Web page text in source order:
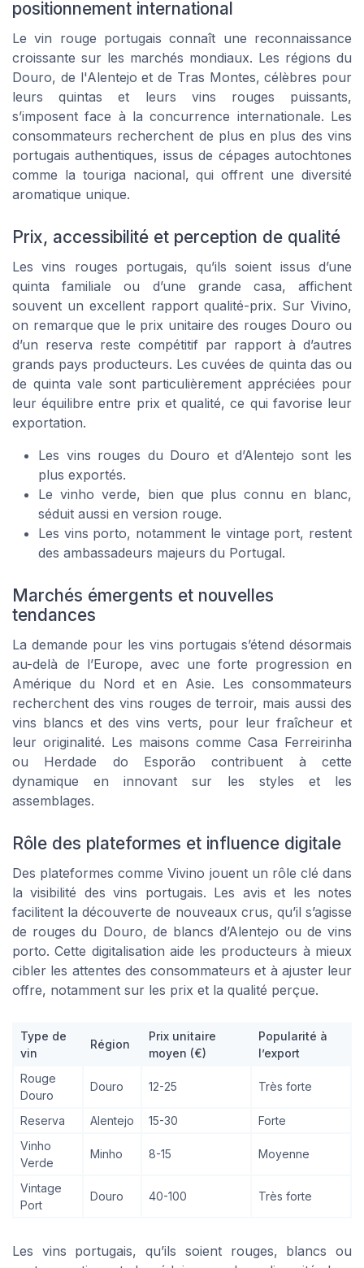
positionnement international
Le vin rouge portugais connaît une reconnaissance
croissante sur les marchés mondiaux. Les régions du
Douro, de l'Alentejo et de Tras Montes, célèbres pour
leurs quintas et leurs vins rouges puissants,
s’imposent face à la concurrence internationale. Les
consommateurs recherchent de plus en plus des vins
portugais authentiques, issus de cépages autochtones
comme la touriga nacional, qui offrent une diversité
aromatique unique.
Prix, accessibilité et perception de qualité
Les vins rouges portugais, qu’ils soient issus d’une
quinta familiale ou d’une grande casa, affichent
souvent un excellent rapport qualité-prix. Sur Vivino,
on remarque que le prix unitaire des rouges Douro ou
d’un reserva reste compétitif par rapport à d’autres
grands pays producteurs. Les cuvées de quinta das ou
de quinta vale sont particulièrement appréciées pour
leur équilibre entre prix et qualité, ce qui favorise leur
exportation.
Les vins rouges du Douro et d’Alentejo sont les
plus exportés.
Le vinho verde, bien que plus connu en blanc,
séduit aussi en version rouge.
Les vins porto, notamment le vintage port, restent
des ambassadeurs majeurs du Portugal.
Marchés émergents et nouvelles
tendances
La demande pour les vins portugais s’étend désormais
au-delà de l’Europe, avec une forte progression en
Amérique du Nord et en Asie. Les consommateurs
recherchent des vins rouges de terroir, mais aussi des
vins blancs et des vins verts, pour leur fraîcheur et
leur originalité. Les maisons comme Casa Ferreirinha
ou Herdade do Esporão contribuent à cette
dynamique en innovant sur les styles et les
assemblages.
Rôle des plateformes et influence digitale
Des plateformes comme Vivino jouent un rôle clé dans
la visibilité des vins portugais. Les avis et les notes
facilitent la découverte de nouveaux crus, qu’il s’agisse
de rouges du Douro, de blancs d’Alentejo ou de vins
porto. Cette digitalisation aide les producteurs à mieux
cibler les attentes des consommateurs et à ajuster leur
offre, notamment sur les prix et la qualité perçue.
Type de
vin
Région
Prix unitaire
moyen (€)
Popularité à
l’export
Rouge
Douro
Douro 12-25 Très forte
Reserva Alentejo 15-30
Forte
Vinho
Verde
Minho 8-15 Moyenne
Vintage
Port
Douro 40-100 Très forte
Les vins portugais, qu’ils soient rouges, blancs ou